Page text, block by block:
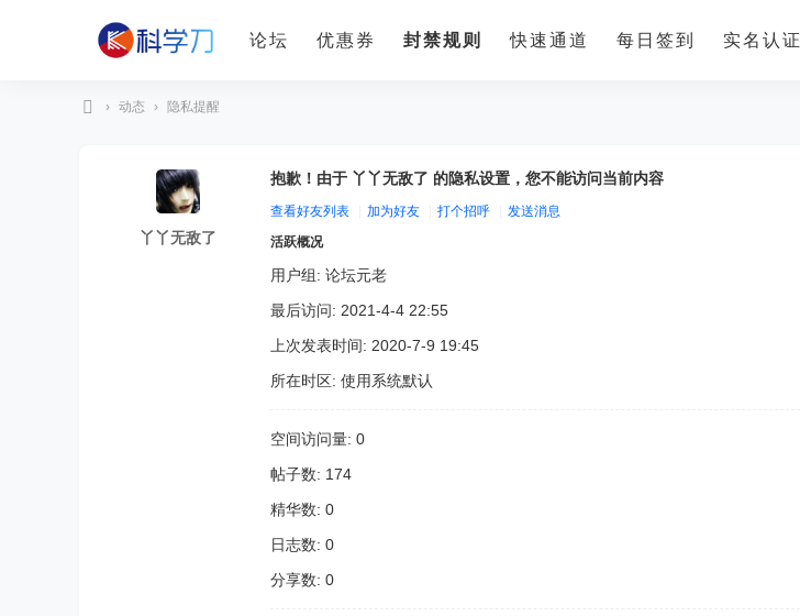
论坛 优惠券 封禁规则 快速通道 每日签到 实名认证
› 动态 › 隐私提醒
丫丫无敌了
抱歉！由于 丫丫无敌了 的隐私设置，您不能访问当前内容
查看好友列表 加为好友 打个招呼
发送消息
活跃概况
用户组: 论坛元老
最后访问: 2021-4-4 22:55
上次发表时间: 2020-7-9 19:45
所在时区: 使用系统默认
空间访问量: 0
帖子数: 174
精华数: 0
日志数: 0
分享数: 0